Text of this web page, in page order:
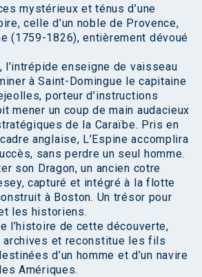
mystérieux et ténus d’une
celle d’un noble de Provence,
(1759-1826), entièrement dévoué
l’intrépide enseigne de vaisseau
à Saint-Domingue le capitaine
porteur d’instructions
mener un coup de main audacieux
de la Caraïbe. Pris en
anglaise, L’Espine accomplira
sans perdre un seul homme.
son Dragon, un ancien cotre
capturé et intégré à la flotte
à Boston. Un trésor pour
les historiens.
l’histoire de cette découverte,
archives et reconstitue les fils
d’un homme et d’un navire
Amériques.